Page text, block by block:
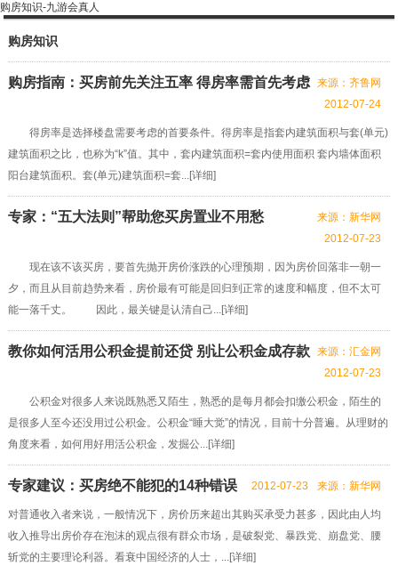
购房知识-九游会真人
购房知识
购房指南：买房前先关注五率 得房率需首先考虑 来源：齐鲁网
2012-07-24
得房率是选择楼盘需要考虑的首要条件。得房率是指套内建筑面积与套(单元)
建筑面积之比，也称为“k”值。其中，套内建筑面积=套内使用面积 套内墙体面积
阳台建筑面积。套(单元)建筑面积=套...[详细]
专家：“五大法则”帮助您买房置业不用愁
来源：新华网
2012-07-23
现在该不该买房，要首先抛开房价涨跌的心理预期，因为房价回落非一朝一
夕，而且从目前趋势来看，房价最有可能是回归到正常的速度和幅度，但不太可
能一落千丈。 因此，最关键是认清自己...[详细]
教你如何活用公积金提前还贷 别让公积金成存款 来源：汇金网
2012-07-23
公积金对很多人来说既熟悉又陌生，熟悉的是每月都会扣缴公积金，陌生的
是很多人至今还没用过公积金。公积金“睡大觉”的情况，目前十分普遍。从理财的
角度来看，如何用好用活公积金，发掘公...[详细]
专家建议：买房绝不能犯的14种错误 来源：新华网
2012-07-23
对普通收入者来说，一般情况下，房价历来超出其购买承受力甚多，因此由人均
收入推导出房价存在泡沫的观点很有群众市场，是破裂党、暴跌党、崩盘党、腰
斩党的主要理论利器。看衰中国经济的人士，...[详细]